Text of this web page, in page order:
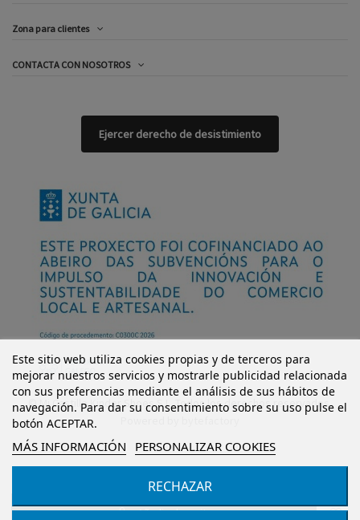
Añadir al carrito
Zona para clientes
CONTACTA CON NOSOTROS
Este sitio web utiliza cookies propias y de terceros para
mejorar nuestros servicios y mostrarle publicidad relacionada
con sus preferencias mediante el análisis de sus hábitos de
navegación. Para dar su consentimiento sobre su uso pulse el
botón ACEPTAR.
MÁS INFORMACIÓN PERSONALIZAR COOKIES
RECHAZAR
Ejercer derecho de desistimiento
© Mi Castillo Kinder Shoes S.L. Todos los derechos reservados.